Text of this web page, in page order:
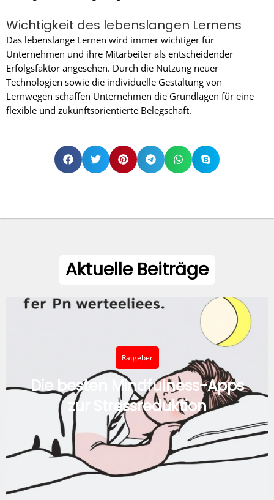
Wichtigkeit des lebenslangen Lernens
Das lebenslange Lernen wird immer wichtiger für
Unternehmen und ihre Mitarbeiter als entscheidender
Erfolgsfaktor angesehen. Durch die Nutzung neuer
Technologien sowie die individuelle Gestaltung von
Lernwegen schaffen Unternehmen die Grundlagen für eine
flexible und zukunftsorientierte Belegschaft.
Aktuelle Beiträge
Ratgeber
Die besten Mindfulness-Apps
zur Stressreduktion